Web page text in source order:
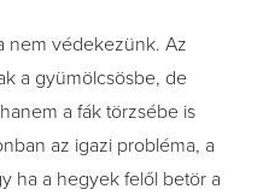
nem védekezünk. Az
a gyümölcsösbe, de
a fák törzsébe is
az igazi probléma, a
ha a hegyek felől betör a